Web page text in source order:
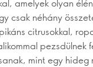
amelyek olyan
csak néhány
citrusokkal,
pezsdülnek
mint egy hideg